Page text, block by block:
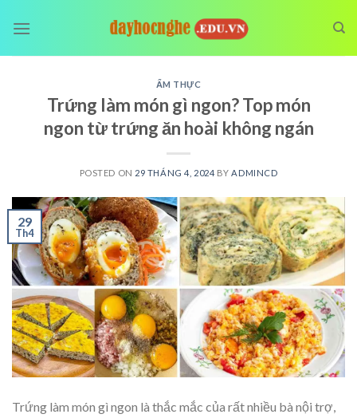
ẨM THỰC
Trứng làm món gì ngon? Top món
ngon từ trứng ăn hoài không ngán
POSTED ON 29 THÁNG 4, 2024 BY ADMINCD
29
Th4
Trứng làm món gì ngon là thắc mắc của rất nhiều bà nội trợ,